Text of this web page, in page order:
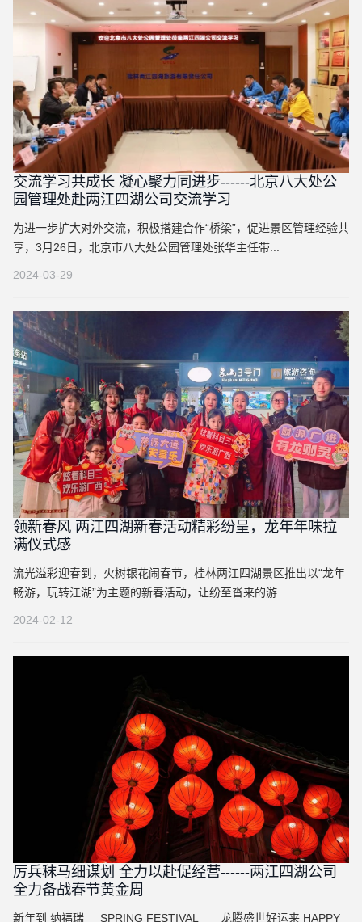
交流学习共成长 凝心聚力同进步------北京八大处公
园管理处赴两江四湖公司交流学习
为进一步扩大对外交流，积极搭建合作“桥梁”，促进景区管理经验共
享，3月26日，北京市八大处公园管理处张华主任带...
2024-03-29
领新春风 两江四湖新春活动精彩纷呈，龙年年味拉
满仪式感
流光溢彩迎春到，火树银花闹春节，桂林两江四湖景区推出以“龙年
畅游，玩转江湖”为主题的新春活动，让纷至沓来的游...
2024-02-12
厉兵秣马细谋划 全力以赴促经营------两江四湖公司
全力备战春节黄金周
新年到 纳福瑞 SPRING FESTIVAL 龙腾盛世好运来 HAPPY